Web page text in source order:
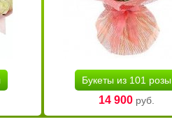
Букеты из 101 розы
14 900руб.